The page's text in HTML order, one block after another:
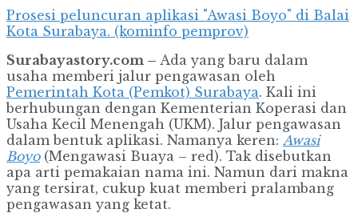
Prosesi peluncuran aplikasi "Awasi Boyo" di Balai
Kota Surabaya. (kominfo pemprov)
Surabayastory.com – Ada yang baru dalam
usaha memberi jalur pengawasan oleh
Pemerintah Kota (Pemkot) Surabaya. Kali ini
berhubungan dengan Kementerian Koperasi dan
Usaha Kecil Menengah (UKM). Jalur pengawasan
dalam bentuk aplikasi. Namanya keren: Awasi
Boyo(Mengawasi Buaya – red). Tak disebutkan
apa arti pemakaian nama ini. Namun dari makna
yang tersirat, cukup kuat memberi pralambang
pengawasan yang ketat.